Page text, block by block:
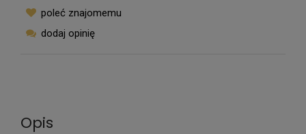
poleć znajomemu
dodaj opinię
Opis